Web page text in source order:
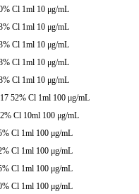
Cl 1ml 10 μg/mL
Cl 1ml 10 μg/mL
Cl 1ml 10 μg/mL
Cl 1ml 10 μg/mL
Cl 1ml 10 μg/mL
52% Cl 1ml 100 μg/mL
Cl 10ml 100 μg/mL
Cl 1ml 100 μg/mL
Cl 1ml 100 μg/mL
Cl 1ml 100 μg/mL
Cl 1ml 100 μg/mL